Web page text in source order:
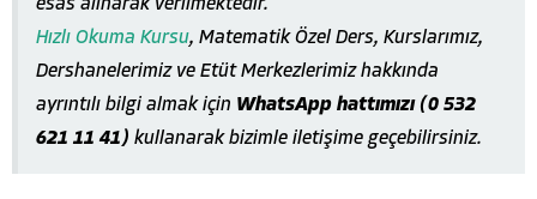
esas alınarak verilmektedir.
Hızlı Okuma Kursu, Matematik Özel Ders, Kurslarımız,
Dershanelerimiz ve Etüt Merkezlerimiz hakkında
ayrıntılı bilgi almak için WhatsApp hattımızı (0 532
621 11 41) kullanarak bizimle iletişime geçebilirsiniz.